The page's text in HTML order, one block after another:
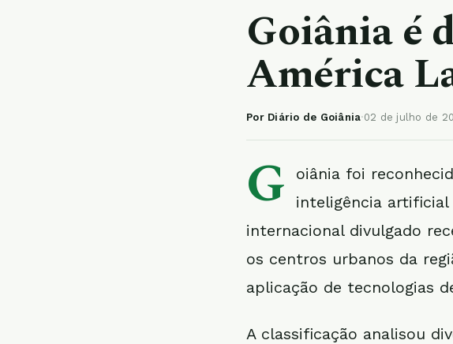
Goiânia é
América
Por Diário de Goiânia·02 de julho de
G
oiânia foi
inteligência
internacional divulgado
os centros urbanos da
aplicação de tecnologias
A classificação analisou